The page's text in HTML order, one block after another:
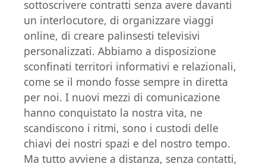
sottoscrivere contratti senza avere davanti
un interlocutore, di organizzare viaggi
online, di creare palinsesti televisivi
personalizzati. Abbiamo a disposizione
sconfinati territori informativi e relazionali,
come se il mondo fosse sempre in diretta
per noi. I nuovi mezzi di comunicazione
hanno conquistato la nostra vita, ne
scandiscono i ritmi, sono i custodi delle
chiavi dei nostri spazi e del nostro tempo.
Ma tutto avviene a distanza, senza contatti,